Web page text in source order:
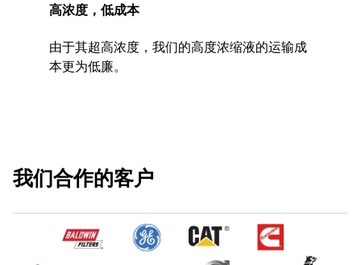
高浓度，低成本
由于其超高浓度，我们的高度浓缩液的运输成
本更为低廉。
我们合作的客户